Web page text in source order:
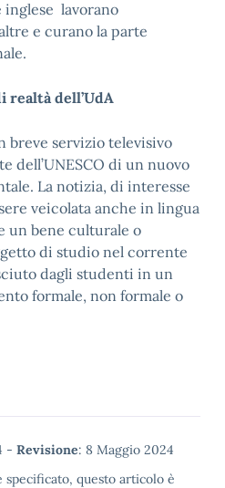
lavorano
e curano la parte
realtà dell’UdA
breve servizio televisivo
dell’UNESCO di un nuovo
La notizia, di interesse
veicolata anche in lingua
un bene culturale o
di studio nel corrente
dagli studenti in un
formale, non formale o
- Revisione: 8 Maggio 2024
questo articolo è